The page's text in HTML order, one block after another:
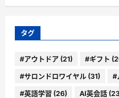
ゴ
ー
タグ
#アウトドア (21) #ギフト
#サロンドロワイヤル (31) #
#英語学習 (26) AI英会話